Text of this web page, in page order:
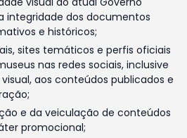
integridade dos documentos
e históricos;
sites temáticos e perfis oficiais
nas redes sociais, inclusive
aos conteúdos publicados e
e da veiculação de conteúdos
promocional;